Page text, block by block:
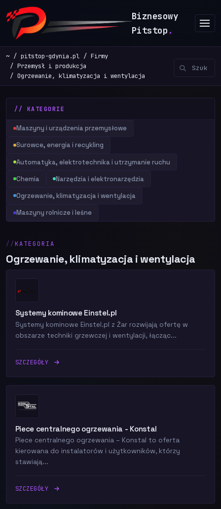
Biznesowy
Pitstop .
~ pitstop-gdynia.pl
Firmy
Przemysł i produkcja
Ogrzewanie, klimatyzacja i wentylacja
// KATEGORIE
Maszyny i urządzenia przemysłowe
Surowce, energia i recykling
Automatyka, elektrotechnika i utrzymanie ruchu
Chemia Narzędzia i elektronarzędzia
Ogrzewanie, klimatyzacja i wentylacja
Maszyny rolnicze i leśne
KATEGORIA
Ogrzewanie, klimatyzacja i wentylacja
Systemy kominowe Einstel.pl
Systemy kominowe Einstel.pl z Żar rozwijają ofertę w
obszarze techniki grzewczej i wentylacji, łącząc...
SZCZEGÓŁY
Piece centralnego ogrzewania - Konstal
Piece centralnego ogrzewania – Konstal to oferta
kierowana do instalatorów i użytkowników, którzy
stawiają...
SZCZEGÓŁY